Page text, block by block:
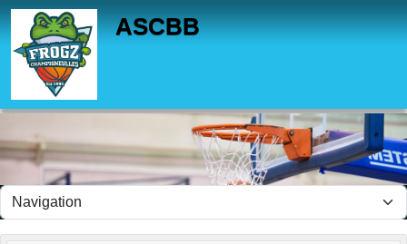
ASCBB
Panneau de gestion des cookies